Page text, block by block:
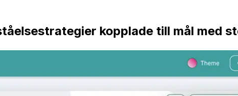
kopplade till mål med